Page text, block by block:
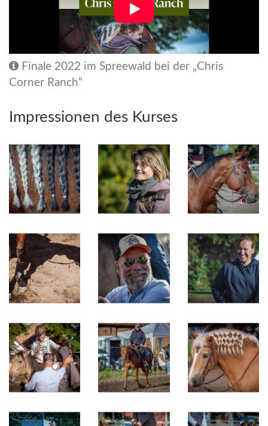
Finale 2022 im Spreewald bei der „Chris
Corner Ranch“
Impressionen des Kurses